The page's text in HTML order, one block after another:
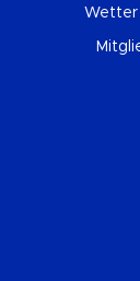
Wetter